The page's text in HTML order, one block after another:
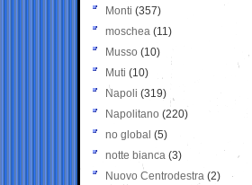
Monti (357)
moschea (11)
Musso (10)
Muti (10)
Napoli (319)
Napolitano (220)
no global (5)
notte bianca (3)
Nuovo Centrodestra (2)